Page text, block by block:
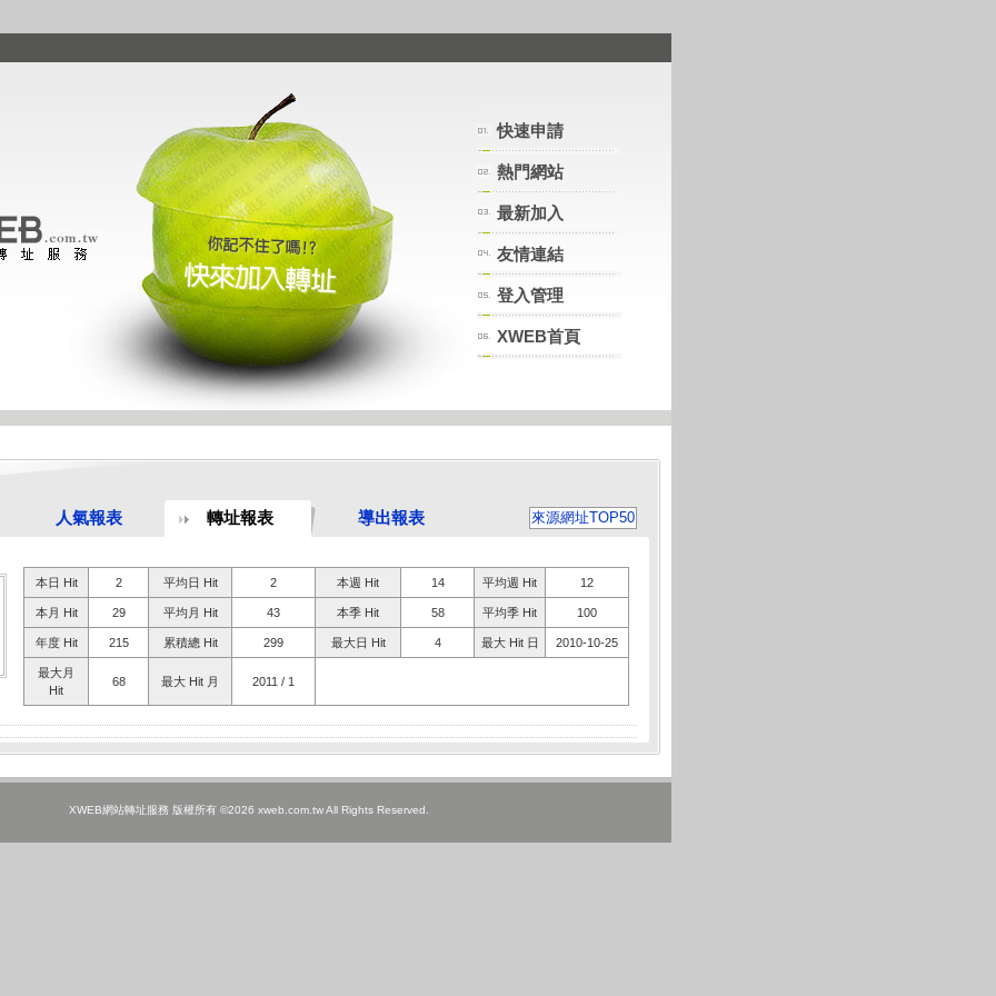
快速申請
熱門網站
最新加入
友情連結
登入管理
XWEB首頁
人氣報表 轉址報表 導出報表 來源網址TOP50
本日 Hit 2 平均日 Hit 2 本週 Hit 14 平均週 Hit 12
本月 Hit 29 平均月 Hit 43 本季 Hit 58 平均季 Hit 100
年度 Hit 215 累積總 Hit 299 最大日 Hit 4 最大 Hit 日 2010-10-25
最大月
Hit
68 最大 Hit 月 2011 / 1
XWEB網站轉址服務 版權所有 ©2026 xweb.com.tw All Rights Reserved.